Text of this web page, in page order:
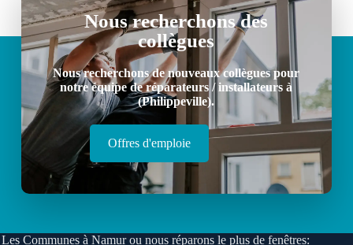
Nous recherchons des
collègues
Nous recherchons de nouveaux collègues pour
notre équipe de réparateurs / installateurs à
(Philippeville).
Offres d'emploie
Les Communes à Namur ou nous réparons le plus de fenêtres: